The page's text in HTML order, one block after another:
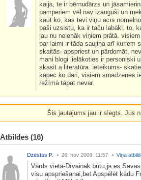
kaija, te ir bērnudārzs un
pamperiem vēl nav izauguši un
kaut ko, kas tevi viņu acīs
paši uzsistu, ka ir taču labāki. to,
jau nu neienāk viņiem prātā.
par laimi ir tāda saujiņa arī kuriem
skaitās- apspriest un pārdomāt,
mani blogi lielākoties ir personiski
skasit a literatūra. ieteikums-
kāpēc ko dari, visiem smadzenes
režīmā tāpat nevar.
Šis jautājums jau ir slēgts. Jūs
Atbildes (16)
Dzēstss P. 26. nov 2009. 11:57 Viņa
Vārds vietā-Dīvaināk būtu,ja es
visu apspriešanai,bet Apspēlēt kādu